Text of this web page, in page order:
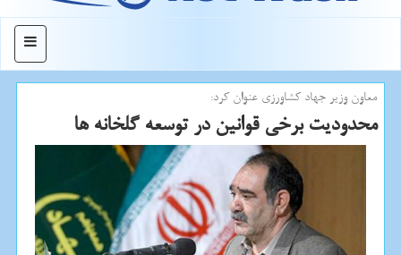
منو
معاون وزیر جهاد كشاورزی عنوان كرد:
محدودیت برخی قوانین در توسعه گلخانه ها